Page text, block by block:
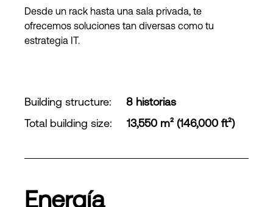
Desde un rack hasta una sala privada, te
ofrecemos soluciones tan diversas como tu
estrategia IT.
Building structure:
8 historias
Total building size: 13,550 m² (146,000 ft²)
Energía